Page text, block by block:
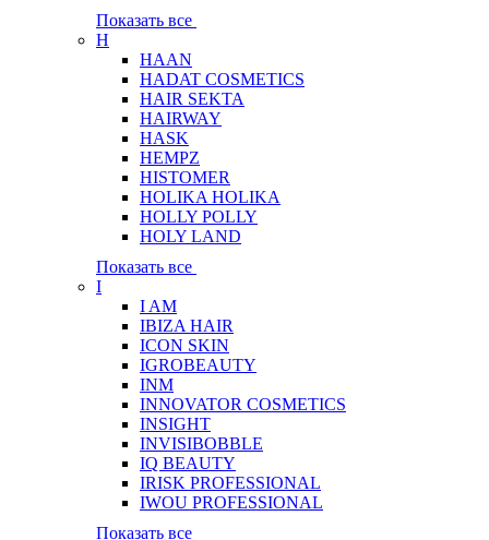
Показать все
H
HAAN
HADAT COSMETICS
HAIR SEKTA
HAIRWAY
HASK
HEMPZ
HISTOMER
HOLIKA HOLIKA
HOLLY POLLY
HOLY LAND
Показать все
I
I AM
IBIZA HAIR
ICON SKIN
IGROBEAUTY
INM
INNOVATOR COSMETICS
INSIGHT
INVISIBOBBLE
IQ BEAUTY
IRISK PROFESSIONAL
IWOU PROFESSIONAL
Показать все